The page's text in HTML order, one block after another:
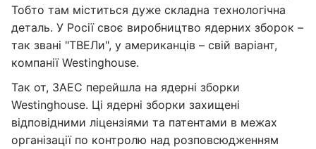
Тобто там міститься дуже складна технологічна
деталь. У Росії своє виробництво ядерних зборок –
так звані "ТВЕЛи", у американців – свій варіант,
компанії Westinghouse.
Так от, ЗАЕС перейшла на ядерні зборки
Westinghouse. Ці ядерні зборки захищені
відповідними ліцензіями та патентами в межах
організації по контролю над розповсюдженням